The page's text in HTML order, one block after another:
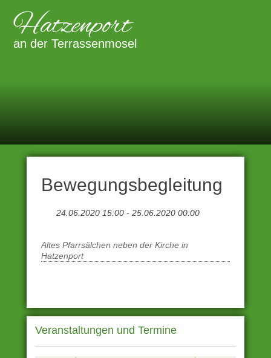
Inhalt
springen
an der Terrassenmosel
Bewegungsbegleitung
24.06.2020 15:00 - 25.06.2020 00:00
Altes Pfarrsälchen neben der Kirche in
Hatzenport
Veranstaltungen und Termine